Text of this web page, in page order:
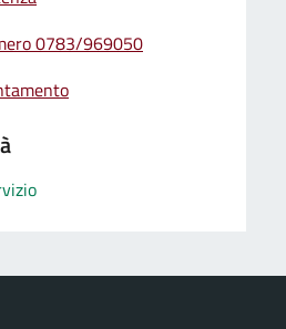
0783/969050